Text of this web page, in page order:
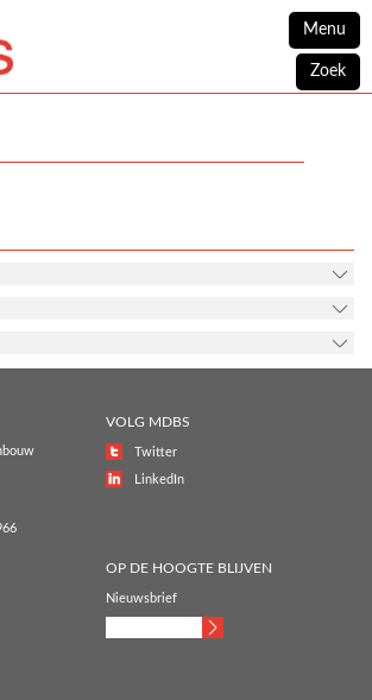
Menu
Zoek
VOLG MDBS
Twitter
LinkedIn
OP DE HOOGTE BLIJVEN
Nieuwsbrief